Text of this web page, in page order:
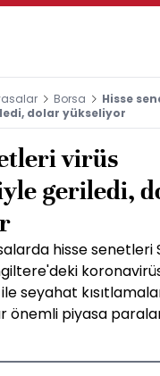
Borsa
Hisse
dolar yükseliyor
virüs
geriledi,
hisse senetleri
seyahat
önemli piyasa